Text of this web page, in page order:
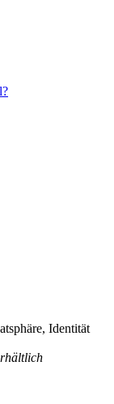
Identität